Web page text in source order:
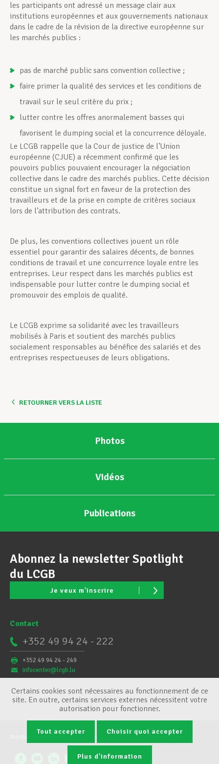
les participants ont adressé un message clair aux
institutions européennes et aux gouvernements nationaux
dans le cadre de la révision de la directive européenne sur
les marchés publics :
pas de marché public sans convention collective ;
faire primer la qualité des services et les conditions de
travail sur le seul critère du prix ;
lutter contre les offres anormalement basses qui
favorisent le dumping social et la concurrence déloyale.
Le LCGB rappelle que la Cour de justice de l’Union
européenne (CJUE) a récemment confirmé que les
pouvoirs publics pouvaient encourager la négociation
collective dans le cadre des marchés publics. Cette décision
constitue un signal fort en faveur de la protection des
travailleurs et de la prise en compte de critères sociaux
lors de l’attribution des contrats.
De plus, les conventions collectives jouent un rôle
essentiel pour garantir des salaires décents, de bonnes
conditions de travail et une concurrence loyale entre les
entreprises. Leur respect dans les marchés publics est
indispensable pour lutter contre le dumping social et
promouvoir des emplois de qualité.
Le LCGB exprime sa solidarité avec les travailleurs
mobilisés à Paris et soutient des marchés publics
socialement responsables au bénéfice des salariés et des
entreprises respectueuses de leurs obligations.
RETOURNER VERS LA LISTE
Photos
Vidéos
Publications
Abonnez la newsletter Spotlight
du LCGB
Je veux m'inscrire
Contact
+352 49 94 24 - 222
+352 49 94 24 - 249
infocenter@lcgb.lu
Conditions générales Gestion des cookies
Certains cookies sont nécessaires au fonctionnement de ce
site. En outre, certains services externes nécessitent votre
autorisation pour fonctionner.
Tout accepter Choisir quoi accepter
Plus d'information